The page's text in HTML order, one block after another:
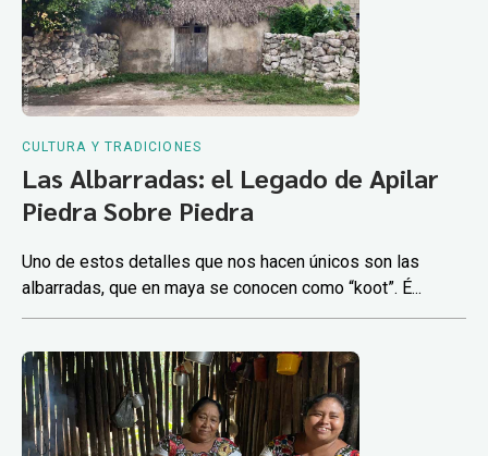
CULTURA Y TRADICIONES
Las Albarradas: el Legado de Apilar
Piedra Sobre Piedra
Uno de estos detalles que nos hacen únicos son las
albarradas, que en maya se conocen como “koot”. É...